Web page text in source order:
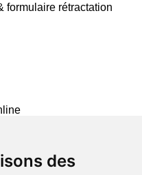
des
formulaire rétractation